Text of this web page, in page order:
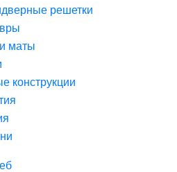
решетки
маты
конструкции